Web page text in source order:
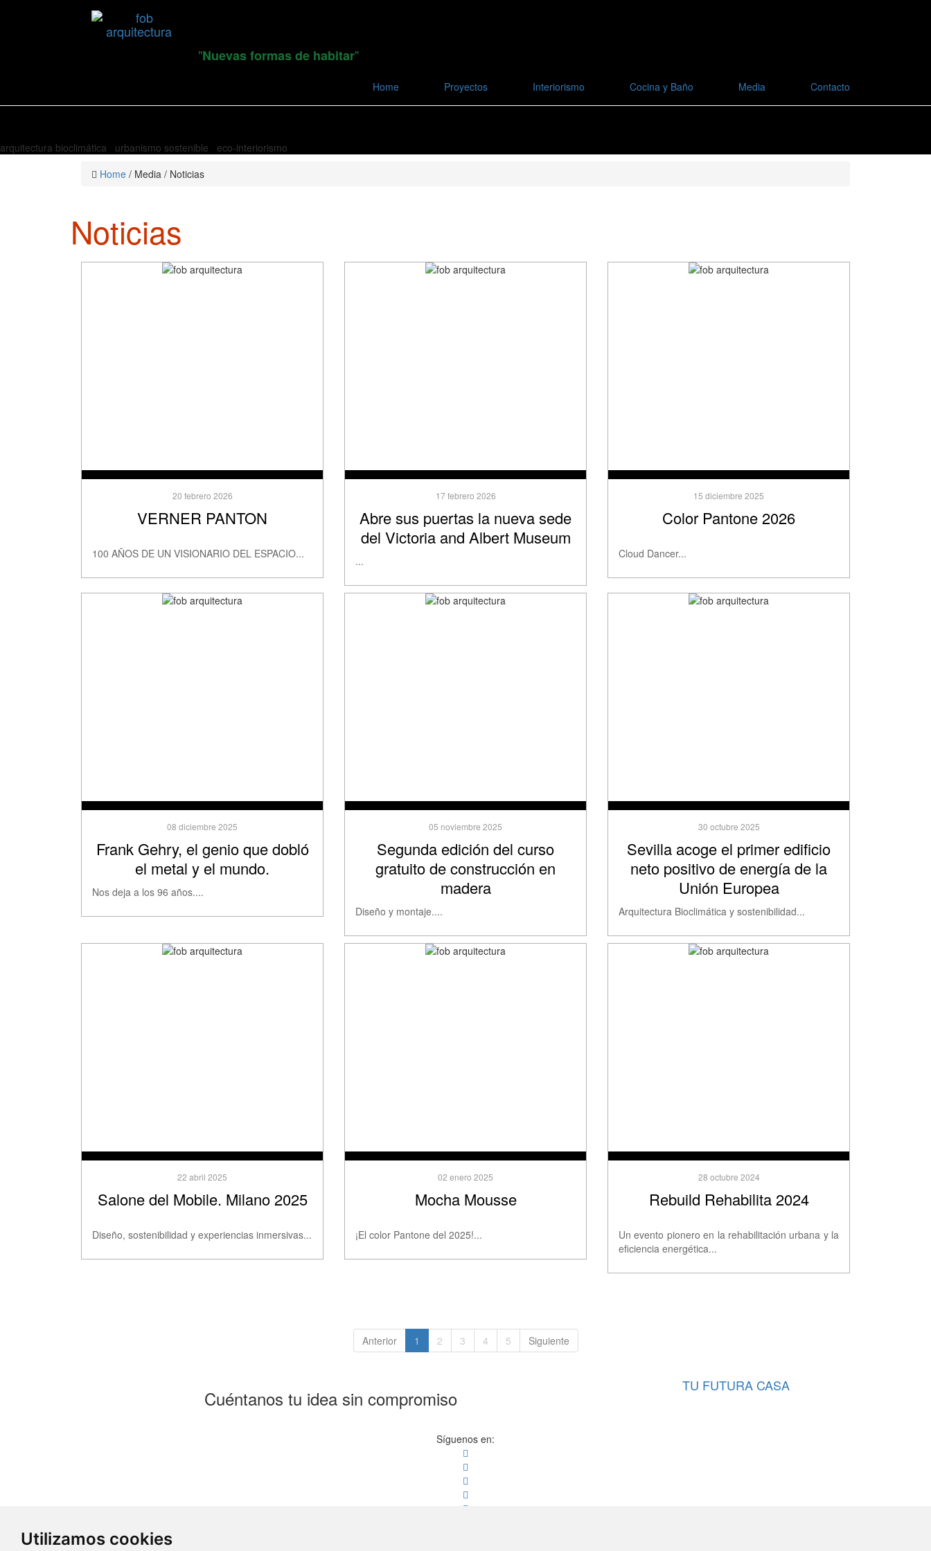
Utilizamos cookies
"Nuevas formas de habitar"
Home Proyectos Interiorismo Cocina y Baño Media Contacto
arquitectura bioclimática urbanismo sostenible eco-interiorismo
Home / Media / Noticias
Noticias
20 febrero 2026
VERNER PANTON
100 AÑOS DE UN VISIONARIO DEL ESPACIO...
17 febrero 2026
Abre sus puertas la nueva sede
del Victoria and Albert Museum
...
15 diciembre 2025
Color Pantone 2026
Cloud Dancer...
08 diciembre 2025
Frank Gehry, el genio que dobló
el metal y el mundo.
Nos deja a los 96 años....
05 noviembre 2025
Segunda edición del curso
gratuito de construcción en
madera
Diseño y montaje....
30 octubre 2025
Sevilla acoge el primer edificio
neto positivo de energía de la
Unión Europea
Arquitectura Bioclimática y sostenibilidad...
22 abril 2025
Salone del Mobile. Milano 2025
Diseño, sostenibilidad y experiencias inmersivas...
02 enero 2025
Mocha Mousse
¡El color Pantone del 2025!...
28 octubre 2024
Rebuild Rehabilita 2024
Un evento pionero en la rehabilitación urbana y la
eficiencia energética...
Anterior 1 (current)
2(current)
3(current)
4(current)
5(current)Siguiente
Cuéntanos tu idea sin compromiso
TU FUTURA CASA
Síguenos en: